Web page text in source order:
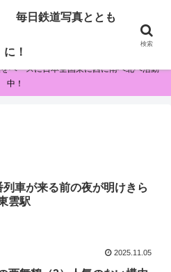
鉄道写真とともに！
ベースに日本全国東に西に南へ北へ活動
中！
列車が来る前の夜が明けきら
雲駅
2025.11.05
日鉄道写真ととも
に！
検索